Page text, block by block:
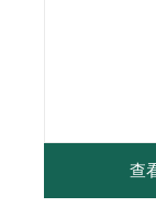
查